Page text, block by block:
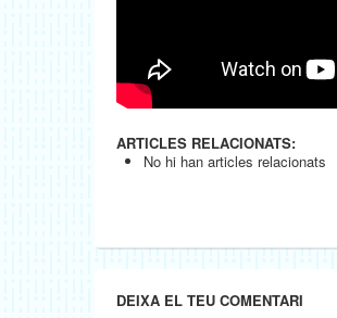
ARTICLES RELACIONATS:
No hi han articles relacionats
DEIXA EL TEU COMENTARI